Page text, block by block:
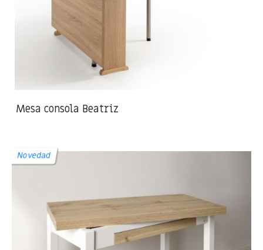
Mesa consola Beatriz
Novedad